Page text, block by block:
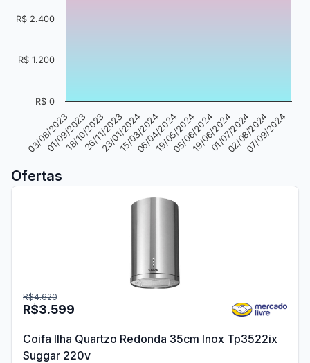
03/08/2023 19/05/2024
01/09/2023
18/10/2023
26/11/2023
23/01/2024
15/03/2024
06/04/202405/06/2024
19/06/2024
01/07/2024
02/08/2024
07/09/2024
R$ 0
R$ 1.200
R$ 2.400
Ofertas
R$3.599
R$4.620
Coifa Ilha Quartzo Redonda 35cm Inox Tp3522ix
Suggar 220v